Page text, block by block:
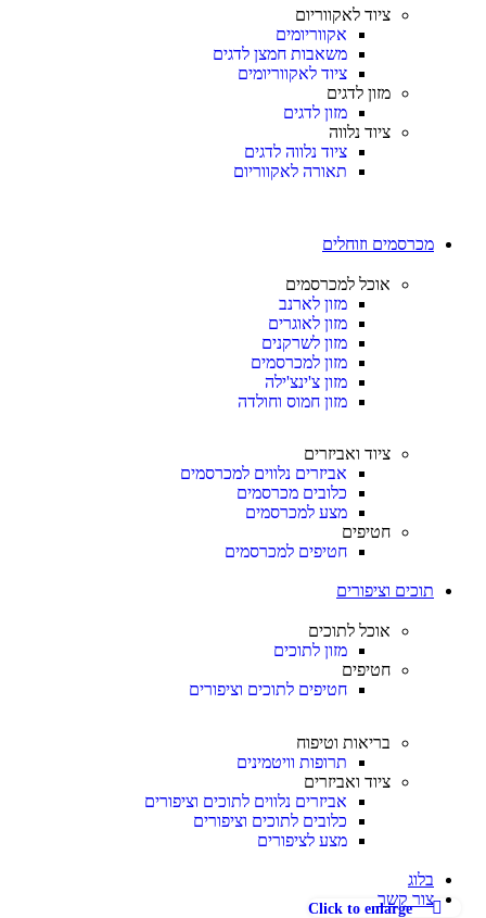
ציוד לאקווריום
אקווריומים
משאבות חמצן לדגים
ציוד לאקווריומים
מזון לדגים
מזון לדגים
ציוד נלווה
ציוד נלווה לדגים
תאורה לאקווריום
מכרסמים וזוחלים
אוכל למכרסמים
מזון לארנב
מזון לאוגרים
מזון לשרקנים
מזון למכרסמים
מזון צ'ינצ'ילה
מזון חמוס וחולדה
ציוד ואביזרים
אביזרים נלווים למכרסמים
כלובים מכרסמים
מצע למכרסמים
חטיפים
חטיפים למכרסמים
תוכים וציפורים
אוכל לתוכים
מזון לתוכים
חטיפים
חטיפים לתוכים וציפורים
בריאות וטיפוח
תרופות וויטמינים
ציוד ואביזרים
אביזרים נלווים לתוכים וציפורים
כלובים לתוכים וציפורים
מצע לציפורים
בלוג
צור קשר
Click to enlarge